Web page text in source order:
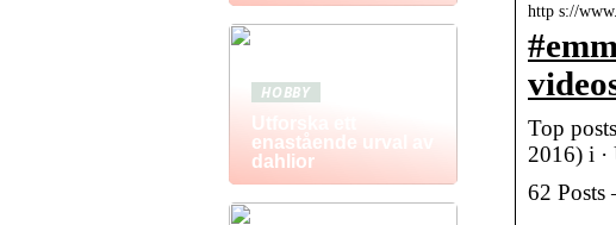
http s://
Top
2016) i
62 Posts
HOBBY
Utforska ett
enastående urval av
dahlior